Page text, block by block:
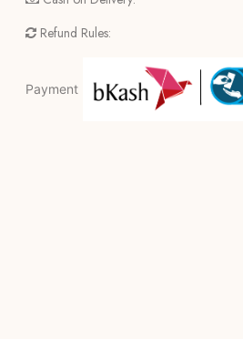
Refund Rules:
Payment